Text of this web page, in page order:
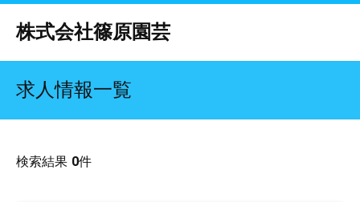
株式会社篠原園芸
求人情報一覧
検索結果 0件